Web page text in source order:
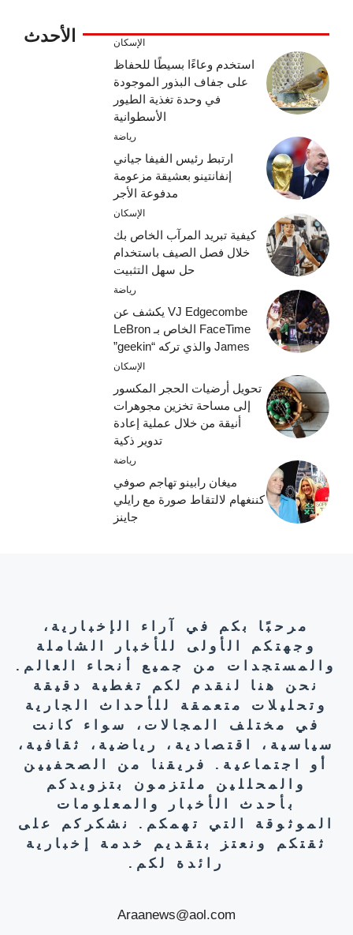
الأحدث الإسكان
استخدم وعاءًا بسيطًا للحفاظ
على جفاف البذور الموجودة
في وحدة تغذية الطيور
الأسطوانية
رياضة
ارتبط رئيس الفيفا جياني
إنفانتينو بعشيقة مزعومة
مدفوعة الأجر
الإسكان
كيفية تبريد المرآب الخاص بك
خلال فصل الصيف باستخدام
حل سهل التثبيت
رياضة
VJ Edgecombe يكشف عن
FaceTime الخاص بـ LeBron
James والذي تركه “geekin”
الإسكان
تحويل أرضيات الحجر المكسور
إلى مساحة تخزين مجوهرات
أنيقة من خلال عملية إعادة
تدوير ذكية
رياضة
ميغان رابينو تهاجم صوفي
كننغهام لالتقاط صورة مع رايلي
جاينز
مرحبًا بكم في آراء الإخبارية،
وجهتكم الأولى للأخبار الشاملة
والمستجدات من جميع أنحاء العالم.
نحن هنا لنقدم لكم تغطية دقيقة
وتحليلات متعمقة للأحداث الجارية
في مختلف المجالات، سواء كانت
سياسية، اقتصادية، رياضية، ثقافية،
أو اجتماعية. فريقنا من الصحفيين
والمحللين ملتزمون بتزويدكم
بأحدث الأخبار والمعلومات
الموثوقة التي تهمكم. نشكركم على
ثقتكم ونعتز بتقديم خدمة إخبارية
رائدة لكم.
Araanews@aol.com